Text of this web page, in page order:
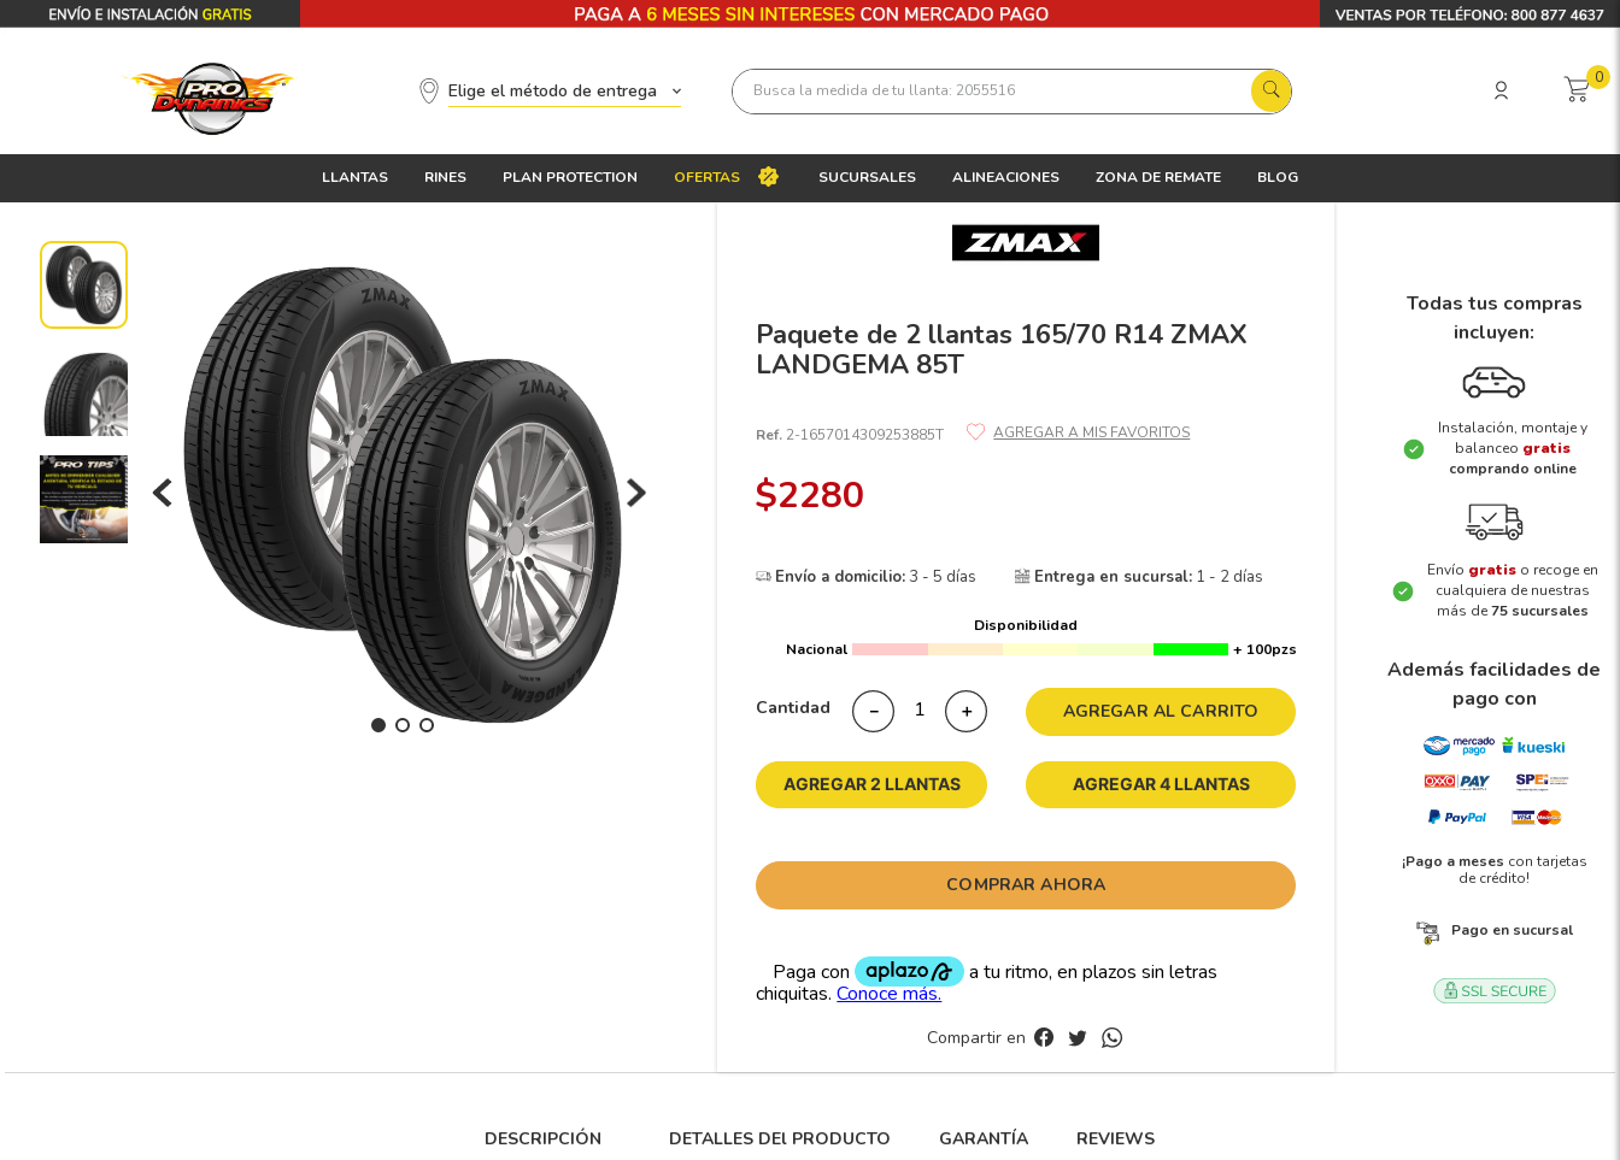
Elige el método de entrega Busca la medida de tu llanta: 2055516 0
LLANTAS RINES PLAN PROTECTION OFERTAS SUCURSALES ALINEACIONES ZONA DE REMATE BLOG
Paquete de 2 llantas 165/70 R14 ZMAX
LANDGEMA 85T
Ref. 2-1657014309253885T
$2280
Envío a domicilio:3 - 5 días Entrega en sucursal: 1 - 2 días
Disponibilidad
Nacional
+ 100pzs
Cantidad ＋
－ AGREGAR AL CARRITO
AGREGAR 2 LLANTAS AGREGAR 4 LLANTAS
COMPRAR AHORA
Compartir en
Todas tus compras
incluyen:
Instalación, montaje y
balanceo gratis
comprando online
Envío gratis o recoge en
cualquiera de nuestras
más de75 sucursales
Además facilidades de
pago con
¡Pago a meses con tarjetas
de crédito!
Pago en sucursal
DESCRIPCIÓN DETALLES DEl PRODUCTO GARANTÍA REVIEWS
Términos más buscados